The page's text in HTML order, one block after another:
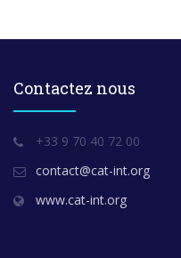
Contactez nous
+33 9 70 40 72 00
contact@cat-int.org
www.cat-int.org